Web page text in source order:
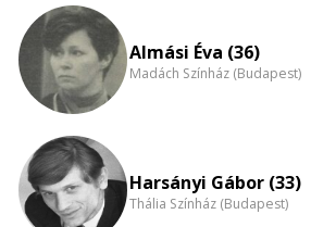
Almási Éva (36)
Madách Színház (Budapest)
Harsányi Gábor (33)
Thália Színház (Budapest)